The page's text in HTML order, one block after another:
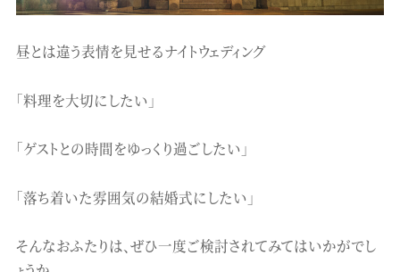
昼とは違う表情を見せるナイトウェディング
「料理を大切にしたい」
「ゲストとの時間をゆっくり過ごしたい」
「落ち着いた雰囲気の結婚式にしたい」
そんなおふたりは、ぜひ一度ご検討されてみてはいかがでし